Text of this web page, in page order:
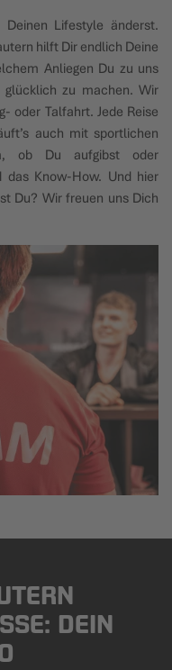
Lifestyle änderst.
hilft Dir endlich Deine
Anliegen Du zu uns
zu machen. Wir
oder Talfahrt. Jede Reise
auch mit sportlichen
ob Du aufgibst oder
Know-How. Und hier
Du? Wir freuen uns Dich
DEIN